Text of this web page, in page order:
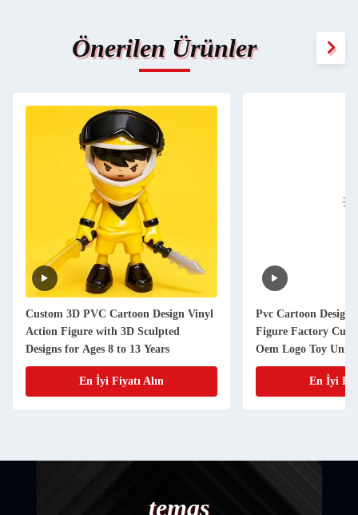
Önerilen Ürünler
Custom 3D PVC Cartoon Design Vinyl
Action Figure with 3D Sculpted
Designs for Ages 8 to 13 Years
En İyi Fiyatı Alın
Pvc Cartoon Design
Figure Factory
Oem Logo Toy
Animal Themed Pvc
En İyi
temas